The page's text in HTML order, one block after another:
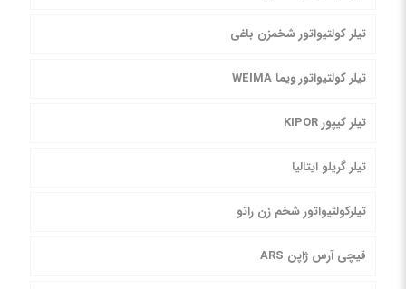
تیلر کولتیواتور شخمزن باغی
تیلر کولتیواتور ویما WEIMA
تیلر کیپور KIPOR
تیلر گریلو ایتالیا
تیلرکولتیواتور شخم زن راتو
قیچی آرس ژاپن ARS